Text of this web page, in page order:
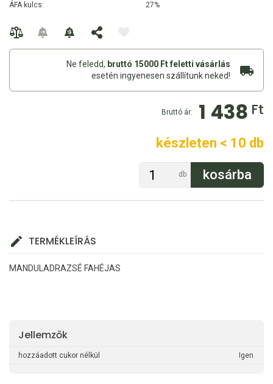
ÁFA kulcs:
27%
Ne feledd, bruttó 15000 Ft feletti vásárlás
esetén ingyenesen szállítunk neked!
Bruttó ár: 1 438 Ft
készleten < 10 db
db
TERMÉKLEÍRÁS
MANDULADRAZSÉ FAHÉJAS
Jellemzők
hozzáadott cukor nélkül Igen